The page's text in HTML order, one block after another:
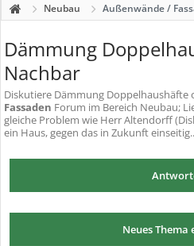
Neubau Außenwände /
Dämmung
Nachbar
Diskutiere Dämmung Doppelhaushäfte
Fassaden Forum im Bereich Neubau;
gleiche Problem wie Herr Altendorff
ein Haus, gegen das in Zukunft
Neues Thema